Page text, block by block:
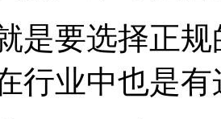
要选择正规
行业中也是